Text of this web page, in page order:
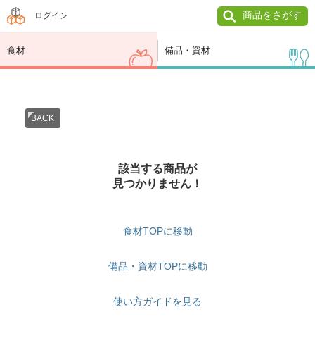
ログイン 商品をさがす
食材 備品・資材
BACK
該当する商品が
見つかりません！
食材TOPに移動
備品・資材TOPに移動
使い方ガイドを見る